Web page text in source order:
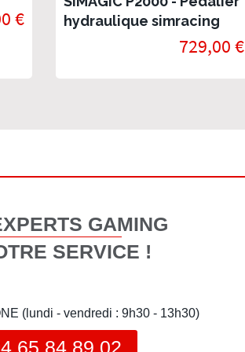
€
hydraulique simracing
729,00 €
GAMING
SERVICE !
(lundi - vendredi : 9h30 - 13h30)
65 84 89 02